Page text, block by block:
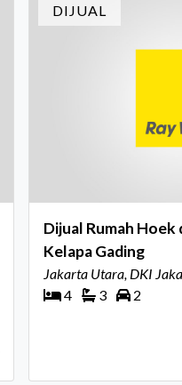
DIJUAL
Dijual Rumah Hoek
Kelapa Gading
Jakarta Utara, DKI
4
3 2